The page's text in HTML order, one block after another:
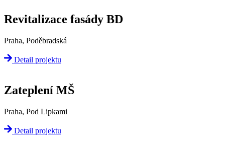
Revitalizace fasády BD
Praha, Poděbradská
Detail projektu
Zateplení MŠ
Praha, Pod Lipkami
Detail projektu